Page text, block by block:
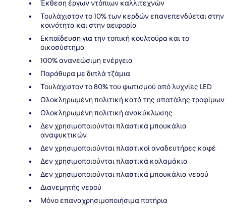
Έκθεση έργων ντόπιων καλλιτεχνών
Τουλάχιστον το 10% των κερδών επανεπενδύεται στην
κοινότητα και στην αειφορία
Εκπαίδευση για την τοπική κουλτούρα και το
οικοσύστημα
100% ανανεώσιμη ενέργεια
Παράθυρα με διπλά τζάμια
Τουλάχιστον το 80% του φωτισμού από λυχνίες LED
Ολοκληρωμένη πολιτική κατά της σπατάλης τροφίμων
Ολοκληρωμένη πολιτική ανακύκλωσης
Δεν χρησιμοποιούνται πλαστικά μπουκάλια
αναψυκτικών
Δεν χρησιμοποιούνται πλαστικοί αναδευτήρες καφέ
Δεν χρησιμοποιούνται πλαστικά καλαμάκια
Δεν χρησιμοποιούνται πλαστικά μπουκάλια νερού
Διανεμητής νερού
Μόνο επαναχρησιμοποιήσιμα ποτήρια